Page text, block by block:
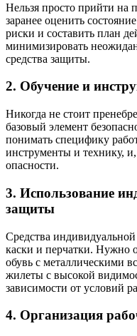
Нельзя просто прийти на
заранее оценить
риски и составить план
минимизировать
средства защиты.
2. Обучение и
Никогда не стоит
базовый элемент
понимать специфику
инструменты и технику,
опасности.
3. Использование
защиты
Средства
каски и перчатки. Нужно
обувь с металлическими
жилеты с высокой
зависимости от условий
4. Организация